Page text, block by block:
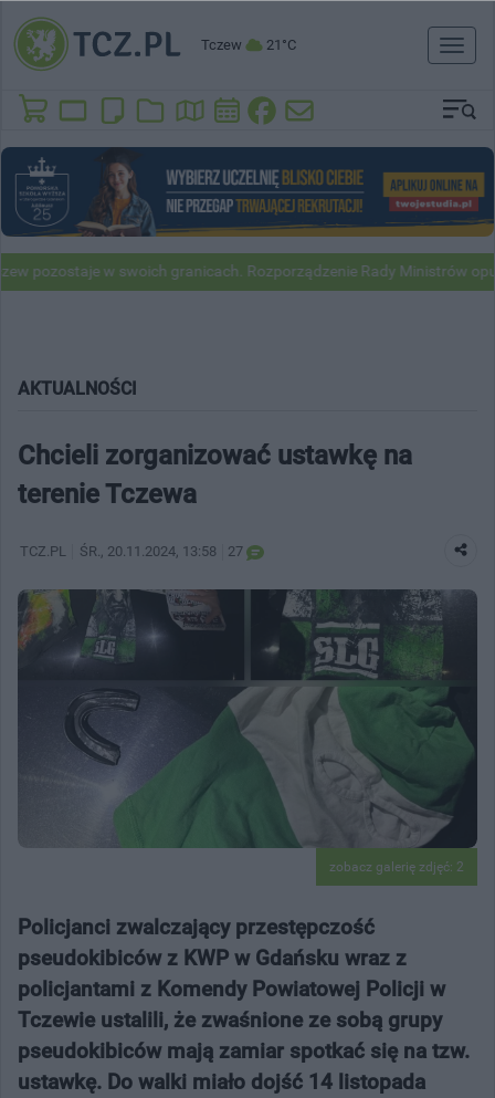
Tczew 21°C
Toggle
w swoich granicach. Rozporządzenie Rady Ministrów
AKTUALNOŚCI
Chcieli zorganizować ustawkę na
terenie Tczewa
TCZ.PL ŚR. , 20.11.2024, 13:58 27
zobacz galerię zdjęć: 2
Policjanci zwalczający przestępczość
pseudokibiców z KWP w Gdańsku wraz z
policjantami z Komendy Powiatowej Policji w
Tczewie ustalili, że zwaśnione ze sobą grupy
pseudokibiców mają zamiar spotkać się na tzw.
ustawkę. Do walki miało dojść 14 listopada